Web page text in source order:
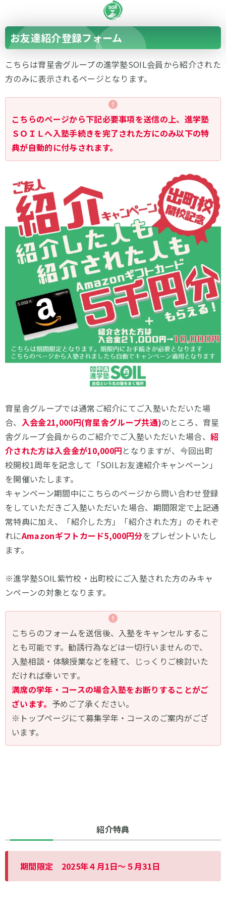
お友達紹介登録フォーム
こちらは育星舎グループの進学塾SOIL会員から紹介された
方のみに表示されるページとなります。
こちらのページから下記必要事項を送信の上、進学塾
ＳＯＩＬへ入塾手続きを完了された方にのみ以下の特
典が自動的に付与されます。
育星舎グループでは通常ご紹介にてご入塾いただいた場
合、 入会金21,000円(育星舎グループ共通)のところ、育星
舎グループ会員からのご紹介でご入塾いただいた場合、 紹
介された方は入会金が10,000円となりますが、今回出町
校開校1周年を記念して「SOILお友達紹介キャンペーン」
を開催いたします。
キャンペーン期間中にこちらのページから問い合わせ登録
をしていただきご入塾いただいた場合、期間限定で上記通
常特典に加え、「紹介した方」「紹介された方」のそれぞ
れにAmazonギフトカード5,000円分をプレゼントいたし
ます。
※進学塾SOIL紫竹校・出町校にご入塾された方のみキャ
ンペーンの対象となります。
こちらのフォームを送信後、入塾をキャンセルするこ
とも可能です。勧誘行為などは一切行いませんので、
入塾相談・体験授業などを経て、じっくりご検討いた
だければ幸いです。
満席の学年・コースの場合入塾をお断りすることがご
ざいます。 予めご了承ください。
※トップページにて募集学年・コースのご案内がござ
います。
紹介特典
期間限定 2025年４月1日～５月31日